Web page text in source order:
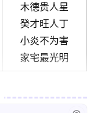
木德贵人星
癸才旺人丁
小炎不为害
家宅最光明